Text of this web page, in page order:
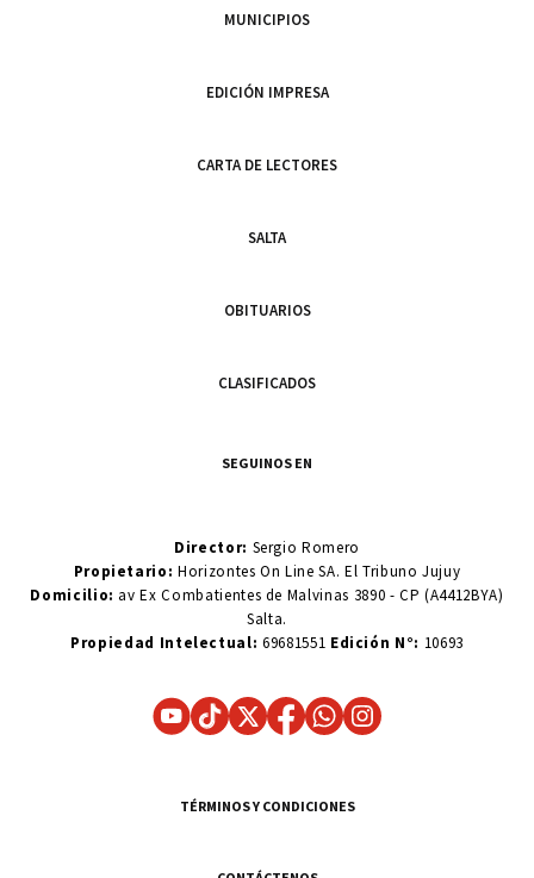
MUNICIPIOS
EDICIÓN IMPRESA
CARTA DE LECTORES
SALTA
OBITUARIOS
CLASIFICADOS
SEGUINOS EN
Director: Sergio Romero
Propietario:Horizontes On Line SA. El Tribuno Jujuy
Domicilio: av Ex Combatientes de Malvinas 3890 - CP (A4412BYA)
Salta.
Propiedad Intelectual: 69681551 Edición N°: 10693
TÉRMINOS Y CONDICIONES